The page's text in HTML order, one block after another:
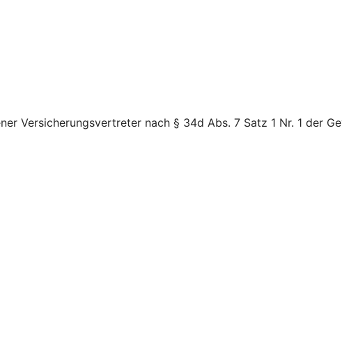
Versicherungsvertreter nach § 34d Abs. 7 Satz 1 Nr. 1 der